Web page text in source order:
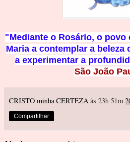
"Mediante o Rosário, o povo
Maria a contemplar a beleza
a experimentar a
São João
CRISTO minha CERTEZA às 23h 51m
Compartilhar